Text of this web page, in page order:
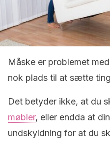
Måske er problemet
nok plads til at sætte
Det betyder ikke, at du
møbler, eller endda at
undskyldning for at du